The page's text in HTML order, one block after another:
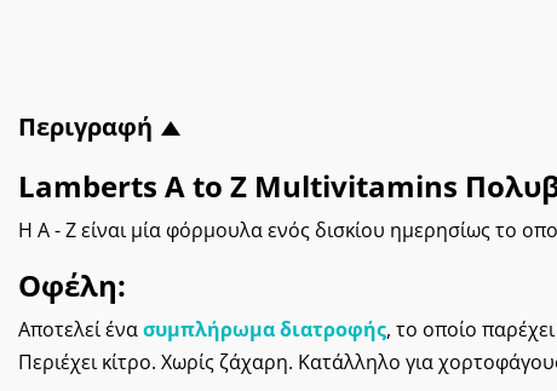
Περιγραφή
Lamberts A to Z Multivitamins
Η A - Z είναι μία φόρμουλα ενός δισκίου ημερησίως το
Οφέλη:
Αποτελεί ένασυμπλήρωμα διατροφής, το οποίο
Περιέχει κίτρο. Χωρίς ζάχαρη. Κατάλληλο για